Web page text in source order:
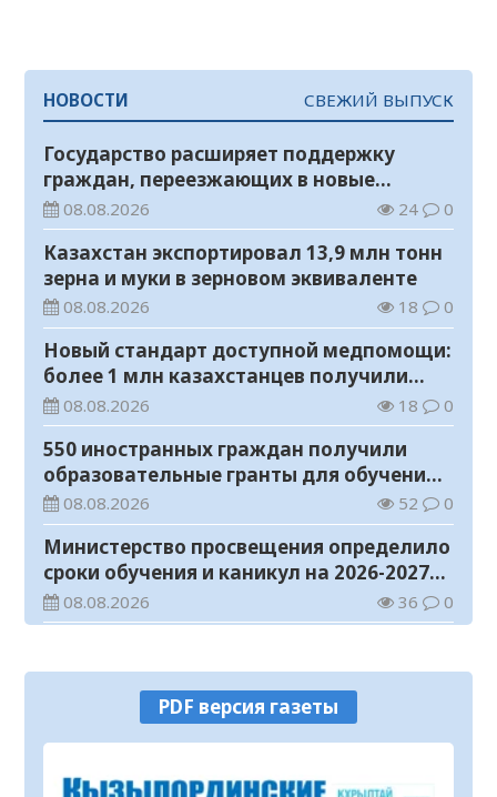
НОВОСТИ СВЕЖИЙ ВЫПУСК
Государство расширяет поддержку
граждан, переезжающих в новые
регионы для работы
08.08.2026 24 0
Казахстан экспортировал 13,9 млн тонн
зерна и муки в зерновом эквиваленте
08.08.2026 18 0
Новый стандарт доступной медпомощи:
более 1 млн казахстанцев получили
телемедицинские услуги
08.08.2026 18 0
550 иностранных граждан получили
образовательные гранты для обучения в
Казахстане
08.08.2026 52 0
Министерство просвещения определило
сроки обучения и каникул на 2026-2027
учебный год
08.08.2026 36 0
08.08.2026 28 0
У граждан высокие ожидания от
выборов в Курултай – опрос
07.08.2026
PDF версия газеты